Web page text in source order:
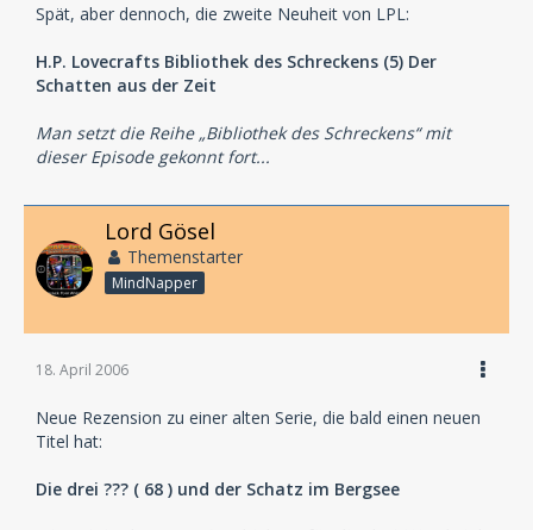
Spät, aber dennoch, die zweite Neuheit von LPL:
H.P. Lovecrafts Bibliothek des Schreckens (5) Der
Schatten aus der Zeit
Man setzt die Reihe „Bibliothek des Schreckens“ mit
dieser Episode gekonnt fort...
Lord Gösel
Themenstarter
MindNapper
18. April 2006
Neue Rezension zu einer alten Serie, die bald einen neuen
Titel hat:
Die drei ??? ( 68 ) und der Schatz im Bergsee